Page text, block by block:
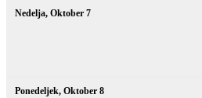
Nedelja, Oktober 7
Ponedeljek, Oktober 8